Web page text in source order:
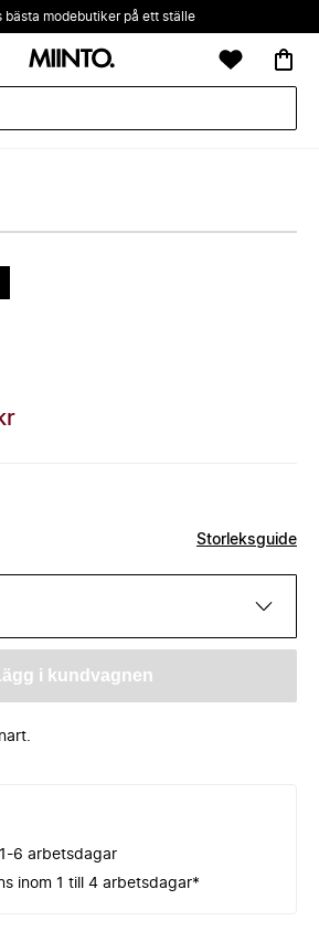
bästa modebutiker på ett ställe
Storleksguide
i kundvagnen
6 arbetsdagar
inom 1 till 4 arbetsdagar*